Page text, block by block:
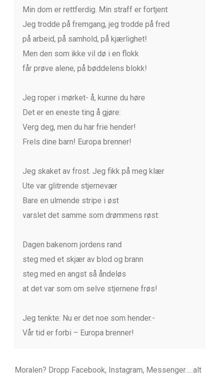
Min dom er rettferdig. Min straff er fortjent
Jeg trodde på fremgang, jeg trodde på fred
på arbeid, på samhold, på kjærlighet!
Men den som ikke vil dø i en flokk
får prøve alene, på bøddelens blokk!
Jeg roper i mørket- å, kunne du høre
Det er en eneste ting å gjøre:
Verg deg, men du har frie hender!
Frels dine barn! Europa brenner!
Jeg skaket av frost. Jeg fikk på meg klær
Ute var glitrende stjernevær
Bare en ulmende stripe i øst
varslet det samme som drømmens røst:
Dagen bakenom jordens rand
steg med et skjær av blod og brann
steg med en angst så åndeløs
at det var som om selve stjernene frøs!
Jeg tenkte: Nu er det noe som hender.-
Vår tid er forbi – Europa brenner!
Moralen? Dropp Facebook, Instagram, Messenger…..alt